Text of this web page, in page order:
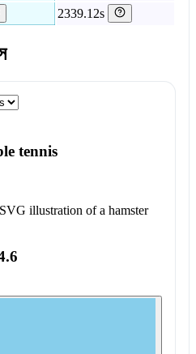
2339.12s
tennis
illustration of a hamster